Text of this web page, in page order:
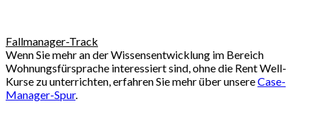
Fallmanager-Track
Wenn Sie mehr an der Wissensentwicklung im Bereich
Wohnungsfürsprache interessiert sind, ohne die Rent Well-
Kurse zu unterrichten, erfahren Sie mehr über unsereCase-
Manager-Spur.